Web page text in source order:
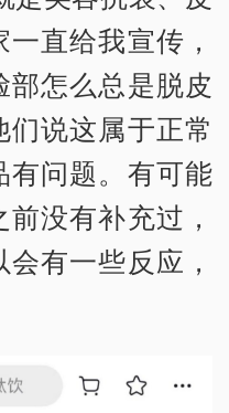
直给我宣传，
怎么总是脱皮
说这属于正常
问题。有可能
没有补充过，
有一些反应，